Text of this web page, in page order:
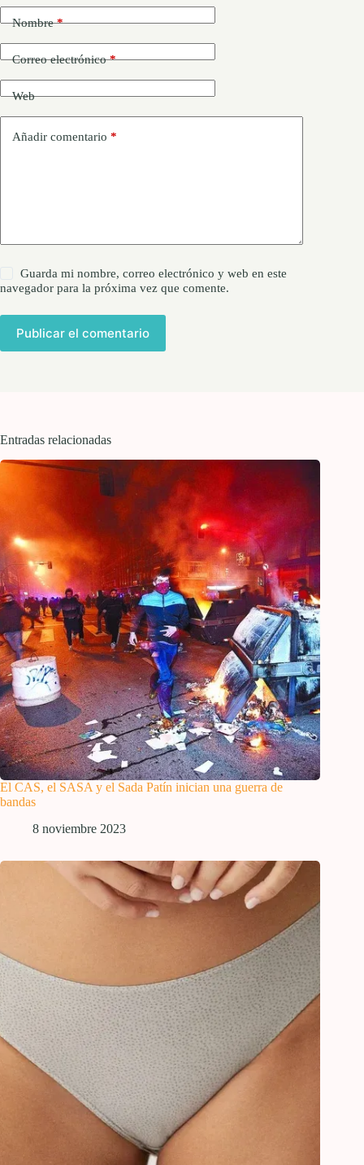
Nombre*
Correo electrónico*
Web
Añadir comentario *
Guarda mi nombre, correo electrónico y web en este
navegador para la próxima vez que comente.
Publicar el comentario
Entradas relacionadas
El CAS, el SASA y el Sada Patín inician una guerra de
bandas
8 noviembre 2023